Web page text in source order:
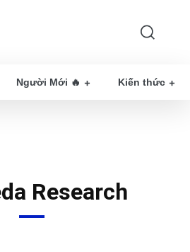
Người Mới 🔥 Kiến thức
Research